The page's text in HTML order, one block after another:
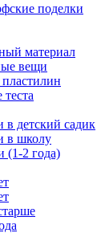
поделки
материал
вещи
в детский садик
в школу
2 года)